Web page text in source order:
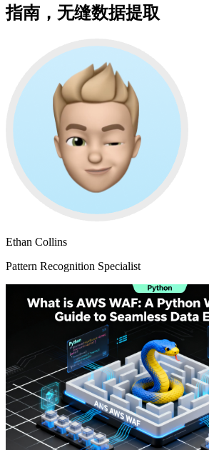
指南，无缝数据提取
Ethan Collins
Pattern Recognition Specialist